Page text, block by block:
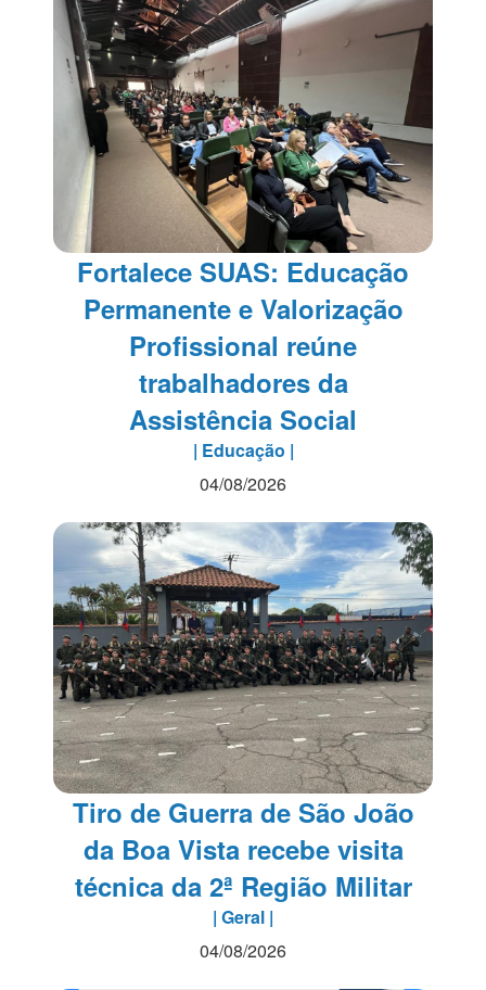
Fortalece SUAS: Educação
Permanente e Valorização
Profissional reúne
trabalhadores da
Assistência Social
| Educação |
04/08/2026
Tiro de Guerra de São João
da Boa Vista recebe visita
técnica da 2ª Região Militar
| Geral |
04/08/2026